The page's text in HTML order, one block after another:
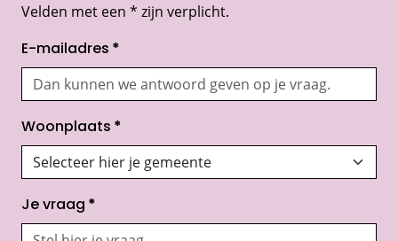
Velden met een * zijn verplicht.
E-mailadres *
Woonplaats *
Je vraag *